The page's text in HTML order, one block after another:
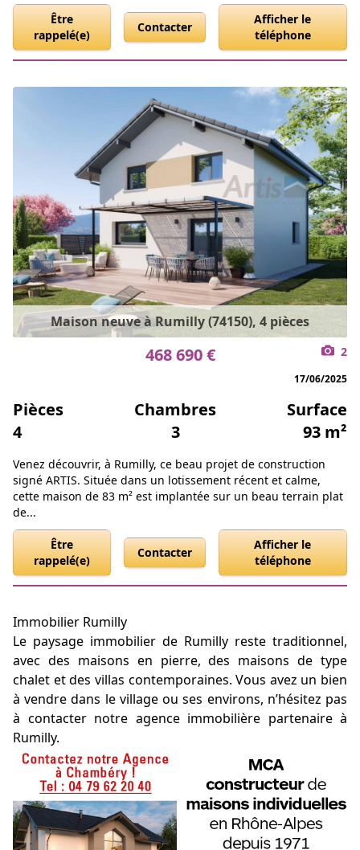
Être
rappelé(e)
Contacter
Afficher le
téléphone
Maison neuve à Rumilly (74150), 4 pièces
468 690 € 2
17/06/2025
Pièces
4
Chambres
3
Surface
93 m²
Venez découvrir, à Rumilly, ce beau projet de construction
signé ARTIS. Située dans un lotissement récent et calme,
cette maison de 83 m² est implantée sur un beau terrain plat
de...
Être
rappelé(e)
Contacter
Afficher le
téléphone
Immobilier Rumilly
Le paysage immobilier de Rumilly reste traditionnel,
avec des maisons en pierre, des maisons de type
chalet et des villas contemporaines. Vous avez un bien
à vendre dans le village ou ses environs, n’hésitez pas
à contacter notre agence immobilière partenaire à
Rumilly.